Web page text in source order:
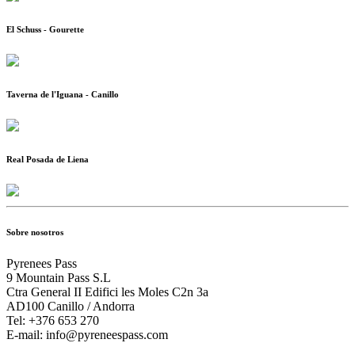
El Schuss - Gourette
Taverna de l'Iguana - Canillo
Real Posada de Liena
Sobre nosotros
Pyrenees Pass
9 Mountain Pass S.L
Ctra General II Edifici les Moles C2n 3a
AD100 Canillo / Andorra
Tel: +376 653 270
E-mail: info@pyreneespass.com